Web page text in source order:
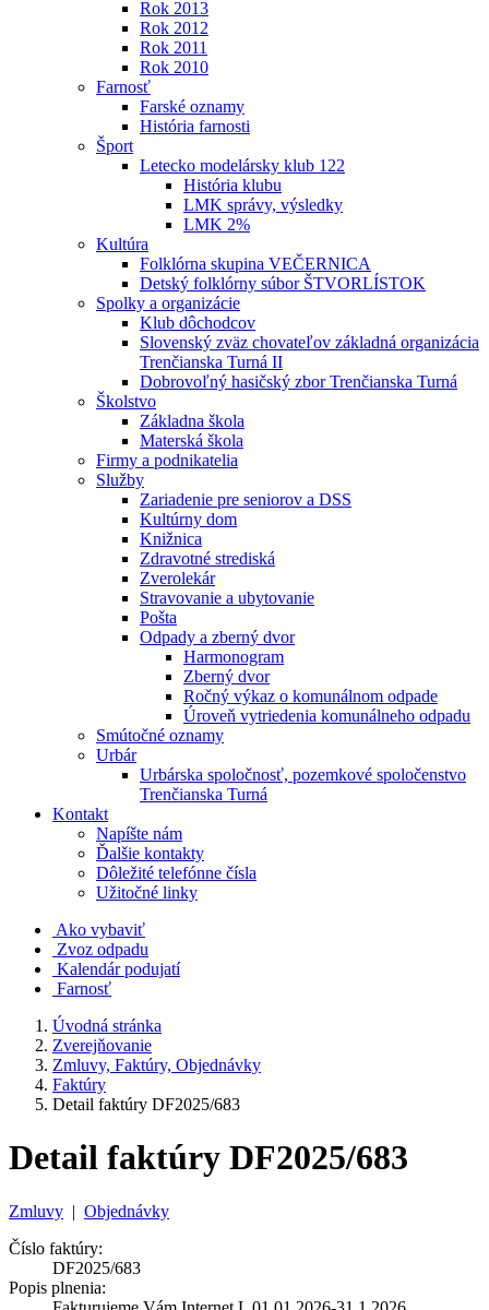
Rok 2013
Rok 2012
Rok 2011
Rok 2010
Farnosť
Farské oznamy
História farnosti
Šport
Letecko modelársky klub 122
História klubu
LMK správy, výsledky
LMK 2%
Kultúra
Folklórna skupina VEČERNICA
Detský folklórny súbor ŠTVORLÍSTOK
Spolky a organizácie
Klub dôchodcov
Slovenský zväz chovateľov základná organizácia
Trenčianska Turná II
Dobrovoľný hasičský zbor Trenčianska Turná
Školstvo
Základna škola
Materská škola
Firmy a podnikatelia
Služby
Zariadenie pre seniorov a DSS
Kultúrny dom
Knižnica
Zdravotné strediská
Zverolekár
Stravovanie a ubytovanie
Pošta
Odpady a zberný dvor
Harmonogram
Zberný dvor
Ročný výkaz o komunálnom odpade
Úroveň vytriedenia komunálneho odpadu
Smútočné oznamy
Urbár
Urbárska spoločnosť, pozemkové spoločenstvo
Trenčianska Turná
Kontakt
Napíšte nám
Ďalšie kontakty
Dôležité telefónne čísla
Užitočné linky
Ako vybaviť
Zvoz odpadu
Kalendár podujatí
Farnosť
Úvodná stránka
Zverejňovanie
Zmluvy, Faktúry, Objednávky
Faktúry
Detail faktúry DF2025/683
Detail faktúry DF2025/683
Zmluvy | Objednávky
Číslo faktúry:
DF2025/683
Popis plnenia: